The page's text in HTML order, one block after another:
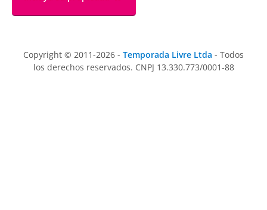
Copyright © 2011-2026 - Temporada Livre Ltda - Todos
los derechos reservados. CNPJ 13.330.773/0001-88